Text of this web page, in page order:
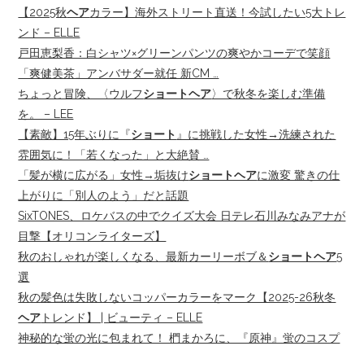
【2025秋ヘアカラー】海外ストリート直送！今試したい5大トレ
ンド – ELLE
戸田恵梨香：白シャツ×グリーンパンツの爽やかコーデで笑顔
「爽健美茶」アンバサダー就任 新CM …
ちょっと冒険、〈ウルフショートヘア〉で秋冬を楽しむ準備
を。 – LEE
【素敵】15年ぶりに『ショート 』に挑戦した女性→洗練された
雰囲気に！「若くなった」と大絶賛 …
「髪が横に広がる」女性→垢抜けショートヘアに激変 驚きの仕
上がりに「別人のよう」だと話題
SixTONES、ロケバスの中でクイズ大会 日テレ石川みなみアナが
目撃【オリコンライターズ】
秋のおしゃれが楽しくなる、最新カーリーボブ＆ ショートヘア5
選
秋の髪色は失敗しないコッパーカラーをマーク【2025-26秋冬
ヘア トレンド】 | ビューティ – ELLE
神秘的な蛍の光に包まれて！ 椚まかろに、『原神』蛍のコスプ